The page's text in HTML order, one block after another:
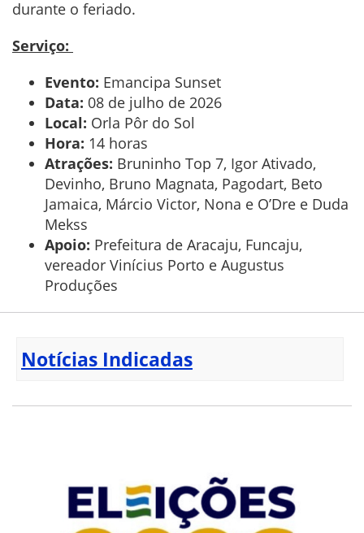
durante o feriado.
Serviço:
Evento: Emancipa Sunset
Data: 08 de julho de 2026
Local: Orla Pôr do Sol
Hora: 14 horas
Atrações: Bruninho Top 7, Igor Ativado,
Devinho, Bruno Magnata, Pagodart, Beto
Jamaica, Márcio Victor, Nona e O’Dre e Duda
Mekss
Apoio: Prefeitura de Aracaju, Funcaju,
vereador Vinícius Porto e Augustus
Produções
Notícias Indicadas